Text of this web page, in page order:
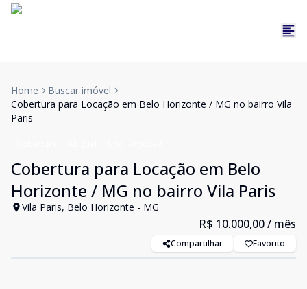
Home
Buscar imóvel
Cobertura para Locação em Belo Horizonte / MG no bairro Vila
Paris
Cobertura para Locação em Belo
Horizonte / MG no bairro Vila Paris
Vila Paris, Belo Horizonte - MG
R$ 10.000,00/ mês
Compartilhar Favorito